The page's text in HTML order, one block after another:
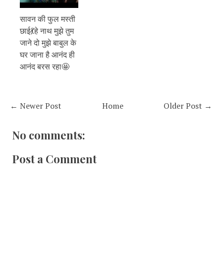
सावन की फुल मस्ती
छाई💃हे नाथ मुझे तुम
जाने दो मुझे बाबुल के
घर जाना है आनंद ही
आनंद बरस रहा🤩
← Newer Post Older Post →
Home
No comments:
Post a Comment